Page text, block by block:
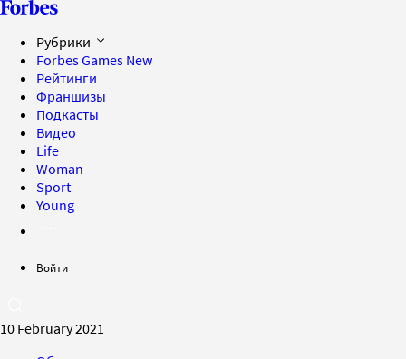
Рубрики
Forbes Games New
Рейтинги
Франшизы
Подкасты
Видео
Life
Woman
Sport
Young
Войти
10 February 2021